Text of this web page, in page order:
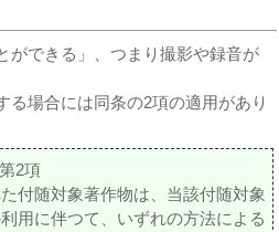
ができる」、つまり撮影や録音が
る場合には同条の2項の適用があり
2項
付随対象著作物は、当該付随対象
用に伴つて、いずれの方法による